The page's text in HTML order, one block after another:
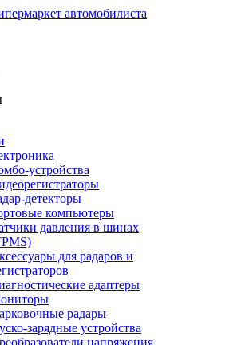
устройства
детекторы
компьютеры
давления в шинах
для радаров и
адаптеры
радары
зарядные устройства
напряжения